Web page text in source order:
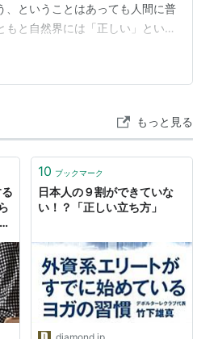
、ということはあっても人間に普
と自然界には「正しい」という
精神状態がある、ということは
前…
もっと見る
10 ブックマーク
日本人の９割ができていな
い！？「正しい立ち方」